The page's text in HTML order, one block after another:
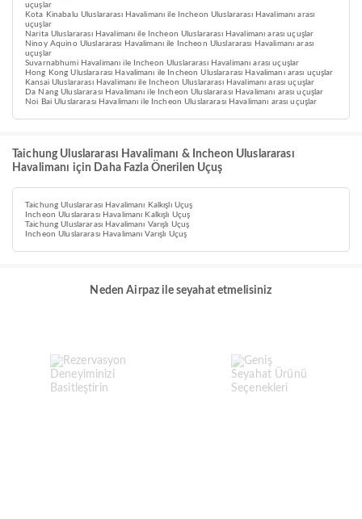
uçuşlar
Kota Kinabalu Uluslararası Havalimanı ile Incheon Uluslararası Havalimanı arası
uçuşlar
Narita Uluslararası Havalimanı ile Incheon Uluslararası Havalimanı arası uçuşlar
Ninoy Aquino Uluslararası Havalimanı ile Incheon Uluslararası Havalimanı arası
uçuşlar
Suvarnabhumi Havalimanı ile Incheon Uluslararası Havalimanı arası uçuşlar
Hong Kong Uluslararası Havalimanı ile Incheon Uluslararası Havalimanı arası uçuşlar
Kansai Uluslararası Havalimanı ile Incheon Uluslararası Havalimanı arası uçuşlar
Da Nang Uluslararası Havalimanı ile Incheon Uluslararası Havalimanı arası uçuşlar
Noi Bai Uluslararası Havalimanı ile Incheon Uluslararası Havalimanı arası uçuşlar
Taichung Uluslararası Havalimanı & Incheon Uluslararası
Havalimanı için Daha Fazla Önerilen Uçuş
Taichung Uluslararası Havalimanı Kalkışlı Uçuş
Incheon Uluslararası Havalimanı Kalkışlı Uçuş
Taichung Uluslararası Havalimanı Varışlı Uçuş
Incheon Uluslararası Havalimanı Varışlı Uçuş
Neden Airpaz ile seyahat etmelisiniz